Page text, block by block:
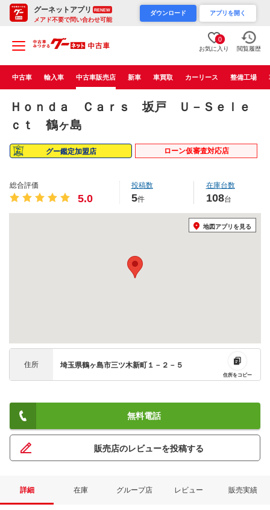
グーネットアプリ RENEW
メアド不要で問い合わせ可能
ダウンロード アプリを開く
0
お気に入り 閲覧履歴
中古車 輸入車 中古車販売店 新車 車買取 カーリース 整備工場
Ｈｏｎｄａ Ｃａｒｓ 坂戸 Ｕ－Ｓｅｌｅ
ｃｔ 鶴ヶ島
グー鑑定加盟店 ローン仮審査対応店
総合評価
5.0
投稿数
5件
在庫台数
108台
地図アプリを見る
住所 埼玉県鶴ヶ島市三ツ木新町１－２－５
住所をコピー
無料電話
販売店のレビューを投稿する
詳細 在庫 グループ店 レビュー 販売実績